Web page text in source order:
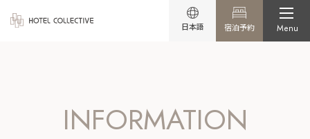
日本語 宿泊予約 Menu
INFORMATION